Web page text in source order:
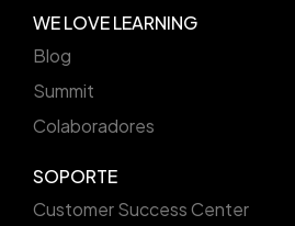
WE LOVE LEARNING
Blog
Summit
Colaboradores
SOPORTE
Customer Success Center